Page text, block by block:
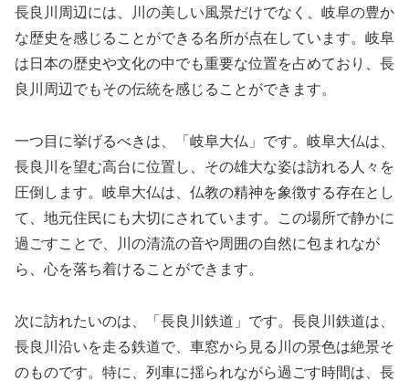
長良川周辺には、川の美しい風景だけでなく、岐阜の豊か
な歴史を感じることができる名所が点在しています。岐阜
は日本の歴史や文化の中でも重要な位置を占めており、長
良川周辺でもその伝統を感じることができます。
一つ目に挙げるべきは、「岐阜大仏」です。岐阜大仏は、
長良川を望む高台に位置し、その雄大な姿は訪れる人々を
圧倒します。岐阜大仏は、仏教の精神を象徴する存在とし
て、地元住民にも大切にされています。この場所で静かに
過ごすことで、川の清流の音や周囲の自然に包まれなが
ら、心を落ち着けることができます。
次に訪れたいのは、「長良川鉄道」です。長良川鉄道は、
長良川沿いを走る鉄道で、車窓から見る川の景色は絶景そ
のものです。特に、列車に揺られながら過ごす時間は、長